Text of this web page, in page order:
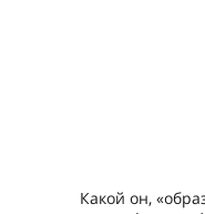
Какой он,